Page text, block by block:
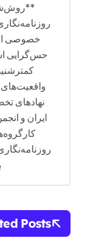
خصوصی
حس‌گرایی
واقعیت‌های
نهادهای
ایران و
Posts